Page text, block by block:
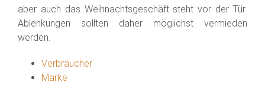
aber auch das Weihnachtsgeschäft steht vor der Tür.
Ablenkungen sollten daher möglichst vermieden
werden.
Verbraucher
Marke